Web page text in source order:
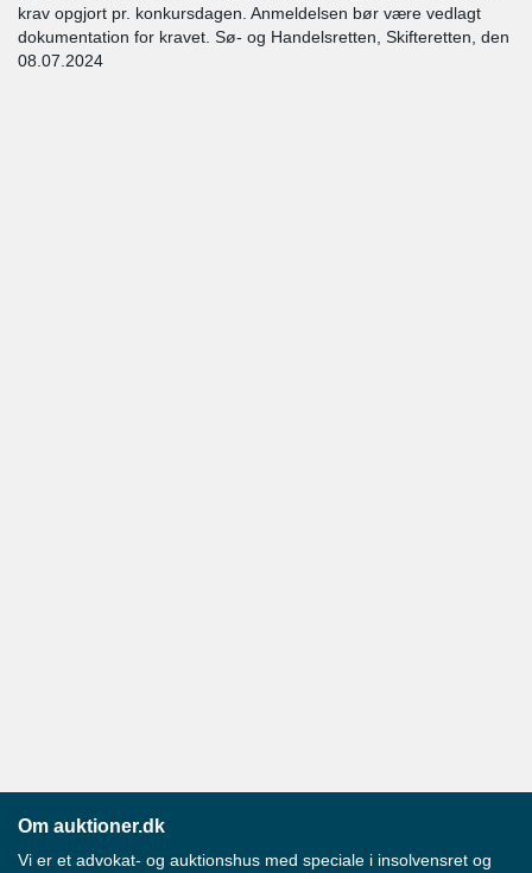
krav opgjort pr. konkursdagen. Anmeldelsen bør være vedlagt
dokumentation for kravet. Sø- og Handelsretten, Skifteretten, den
08.07.2024
Om auktioner.dk
Vi er et advokat- og auktionshus med speciale i insolvensret og